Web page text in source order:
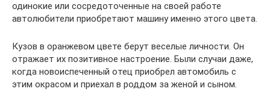
одинокие или сосредоточенные на своей работе
автолюбители приобретают машину именно этого цвета.
Кузов в оранжевом цвете берут веселые личности. Он
отражает их позитивное настроение. Были случаи даже,
когда новоиспеченный отец приобрел автомобиль с
этим окрасом и приехал в роддом за женой и сыном.